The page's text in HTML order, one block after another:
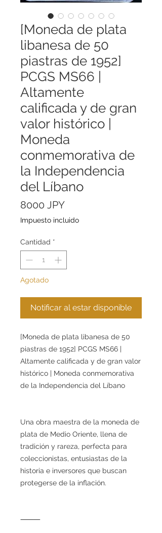
[Moneda de plata
libanesa de 50
piastras de 1952]
PCGS MS66 |
Altamente
calificada y de gran
valor histórico |
Moneda
conmemorativa de
la Independencia
del Líbano
8000 JPYPrecio
Impuesto incluido
Cantidad *
Agotado
Notificar al estar disponible
[Moneda de plata libanesa de 50
piastras de 1952] PCGS MS66 |
Altamente calificada y de gran valor
histórico | Moneda conmemorativa
de la Independencia del Líbano
Una obra maestra de la moneda de
plata de Medio Oriente, llena de
tradición y rareza, perfecta para
coleccionistas, entusiastas de la
historia e inversores que buscan
protegerse de la inflación.
⸻